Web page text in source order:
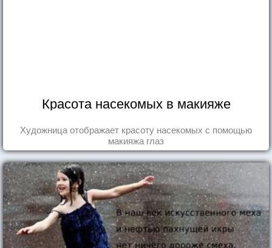
Красота насекомых в макияже
Художница отображает красоту насекомых с помощью
макияжа глаз